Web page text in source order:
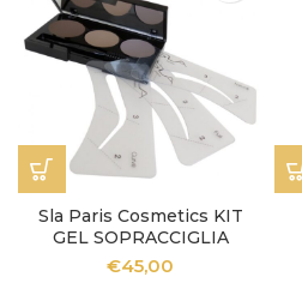
Sla Paris Cosmetics KIT
GEL SOPRACCIGLIA
€45,00